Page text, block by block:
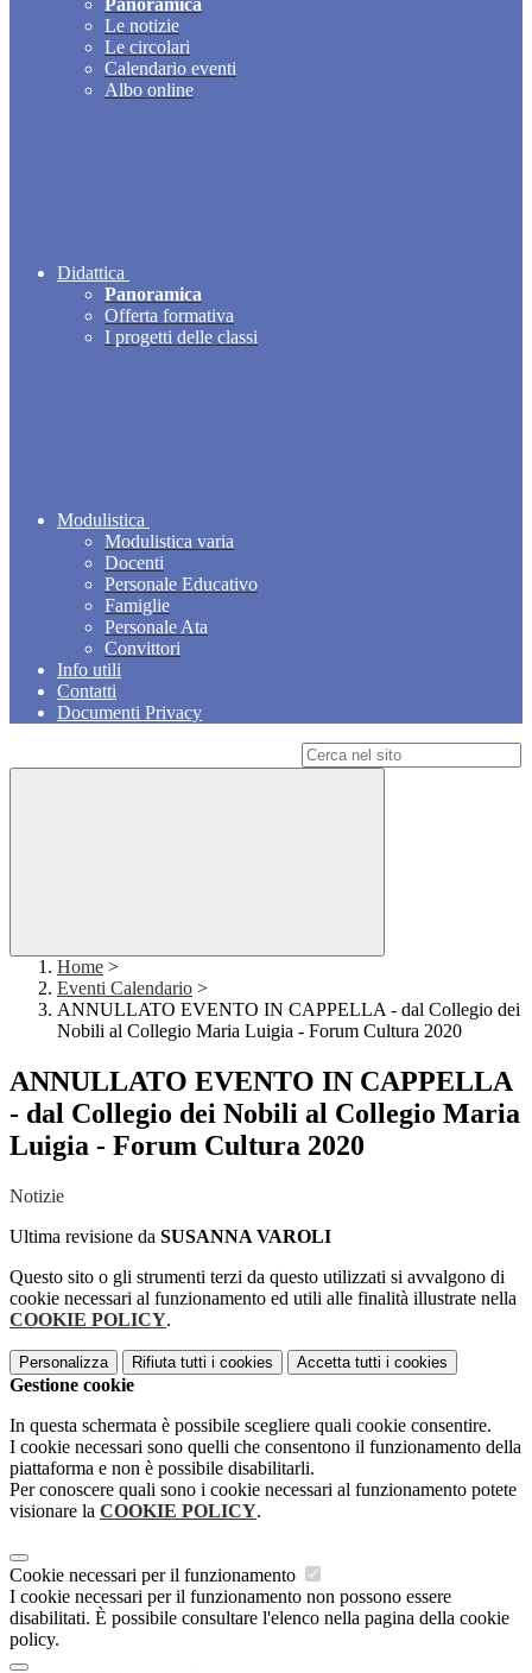
Panoramica
Le notizie
Le circolari
Calendario eventi
Albo online
Didattica
Panoramica
Offerta formativa
I progetti delle classi
Modulistica
Modulistica varia
Docenti
Personale Educativo
Famiglie
Personale Ata
Convittori
Info utili
Contatti
Documenti Privacy
Home >
Eventi Calendario >
ANNULLATO EVENTO IN CAPPELLA - dal Collegio dei
Nobili al Collegio Maria Luigia - Forum Cultura 2020
ANNULLATO EVENTO IN CAPPELLA
- dal Collegio dei Nobili al Collegio Maria
Luigia - Forum Cultura 2020
Notizie
Ultima revisione da SUSANNA VAROLI
Questo sito o gli strumenti terzi da questo utilizzati si avvalgono di
cookie necessari al funzionamento ed utili alle finalità illustrate nella
COOKIE POLICY.
Personalizza Rifiuta tutti i cookies Accetta tutti i cookies
Gestione cookie
In questa schermata è possibile scegliere quali cookie consentire.
I cookie necessari sono quelli che consentono il funzionamento della
piattaforma e non è possibile disabilitarli.
Per conoscere quali sono i cookie necessari al funzionamento potete
visionare la COOKIE POLICY.
Cookie necessari per il funzionamento
I cookie necessari per il funzionamento non possono essere
disabilitati. È possibile consultare l'elenco nella pagina della cookie
policy.